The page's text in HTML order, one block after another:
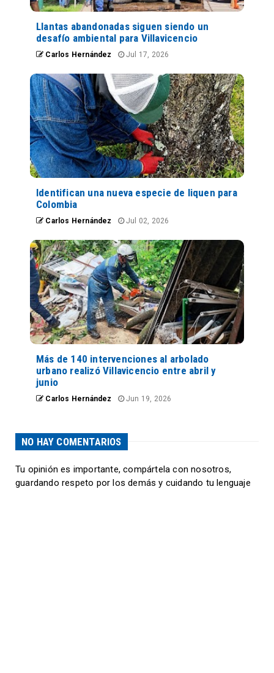
Llantas abandonadas siguen siendo un
desafío ambiental para Villavicencio
Carlos Hernández Jul 17, 2026
Identifican una nueva especie de liquen para
Colombia
Carlos Hernández Jul 02, 2026
Más de 140 intervenciones al arbolado
urbano realizó Villavicencio entre abril y
junio
Carlos Hernández Jun 19, 2026
NO HAY COMENTARIOS
Tu opinión es importante, compártela con nosotros,
guardando respeto por los demás y cuidando tu lenguaje